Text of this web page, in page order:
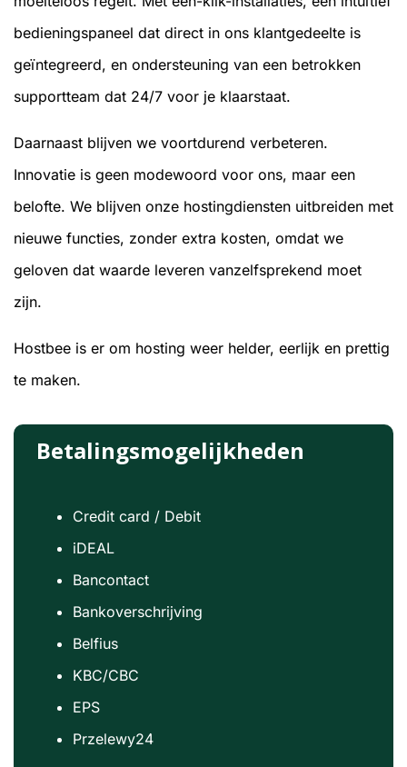
bedieningspaneel dat direct in ons klantgedeelte is
geïntegreerd, en ondersteuning van een betrokken
supportteam dat 24/7 voor je klaarstaat.
Daarnaast blijven we voortdurend verbeteren.
Innovatie is geen modewoord voor ons, maar een
belofte. We blijven onze hostingdiensten uitbreiden met
nieuwe functies, zonder extra kosten, omdat we
geloven dat waarde leveren vanzelfsprekend moet
zijn.
Hostbee is er om hosting weer helder, eerlijk en prettig
te maken.
Betalingsmogelijkheden
Credit card / Debit
iDEAL
Bancontact
Bankoverschrijving
Belfius
KBC/CBC
EPS
Przelewy24